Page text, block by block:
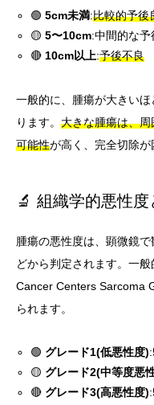
🟢5cm未満:比較的予後
🟡5〜10cm:中間的な予
🔴 10cm以上:予後不良
一般的に、腫瘍が大きい
ります。 大きな腫瘍は、
可能性が高く、完全切除が
🔬 組織学的悪性
腫瘍の悪性度は、顕微鏡
どから判定されます。一
Cancer Centers Sarcoma
られます。
🟢 グレード1(低悪性度)
🟡 グレード2(中等度悪
🔴 グレード3(高悪性度)